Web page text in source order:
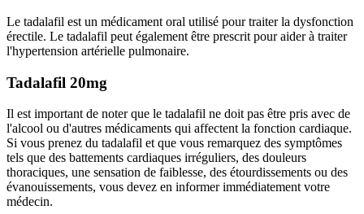
Le tadalafil est un médicament oral utilisé pour traiter la dysfonction
érectile. Le tadalafil peut également être prescrit pour aider à traiter
l'hypertension artérielle pulmonaire.
Tadalafil 20mg
Il est important de noter que le tadalafil ne doit pas être pris avec de
l'alcool ou d'autres médicaments qui affectent la fonction cardiaque.
Si vous prenez du tadalafil et que vous remarquez des symptômes
tels que des battements cardiaques irréguliers, des douleurs
thoraciques, une sensation de faiblesse, des étourdissements ou des
évanouissements, vous devez en informer immédiatement votre
médecin.